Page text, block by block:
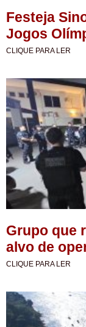
Festeja
Jogos
CLIQUE PARA LER
Grupo que
alvo de
CLIQUE PARA LER